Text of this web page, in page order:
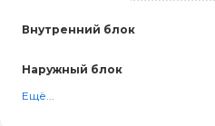
Внутренний блок
Наружный блок
Ещё...